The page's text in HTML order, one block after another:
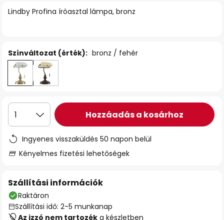
Lindby Profina íróasztal lámpa, bronz
Színváltozat (érték): bronz / fehér
1 Hozzáadás a kosárhoz
Ingyenes visszaküldés 50 napon belül
Kényelmes fizetési lehetőségek
Szállítási információk
Raktáron
Szállítási idő: 2-5 munkanap
Az izzó nem tartozék a készletben